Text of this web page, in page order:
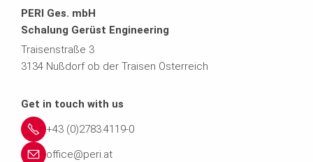
PERI Ges. mbH
Schalung Gerüst Engineering
Traisenstraße 3
3134 Nußdorf ob der Traisen Österreich
Get in touch with us
+43 (0)2783.4119-0
office@peri.at